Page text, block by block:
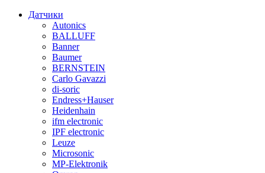
Датчики
Autonics
BALLUFF
Banner
Baumer
BERNSTEIN
Carlo Gavazzi
di-soric
Endress+Hauser
Heidenhain
ifm electronic
IPF electronic
Leuze
Microsonic
MP-Elektronik